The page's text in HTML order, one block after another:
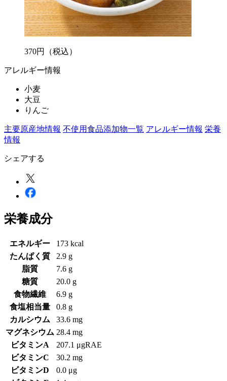
370円 （税込）
アレルギー情報
小麦
大豆
りんご
主要原産地情報 不使用食品添加物一覧 アレルギー情報 栄養
情報
シェアする
栄養成分
エネルギー
173 kcal
たんぱく質
2.9 g
脂質
7.6 g
糖質
20.0 g
食物繊維
6.9 g
食塩相当量
0.8 g
カルシウム
33.6 mg
マグネシウム 28.4 mg
ビタミンA
207.1 μgRAE
ビタミンC
30.2 mg
ビタミンD
0.0 μg